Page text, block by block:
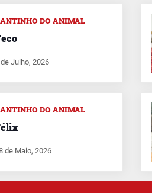
DO ANIMAL
Julho, 2026
DO ANIMAL
de Maio, 2026